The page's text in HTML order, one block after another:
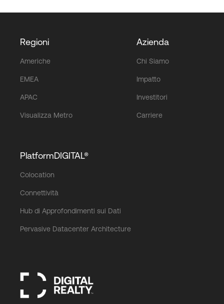
Regioni
Americhe
EMEA
APAC
Visualizza Metro
Azienda
Chi Siamo
Impatto
Investitori
Carriere
PlatformDIGITAL®
Colocation
Connettività
Hub di Approfondimenti sui Dati
Pervasive Datacenter Architecture